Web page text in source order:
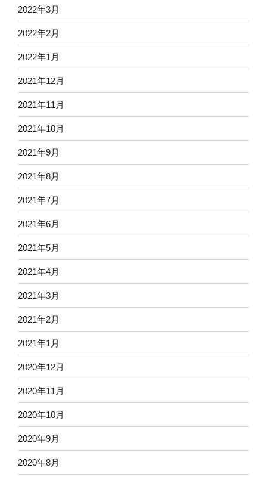
2022年3月
2022年2月
2022年1月
2021年12月
2021年11月
2021年10月
2021年9月
2021年8月
2021年7月
2021年6月
2021年5月
2021年4月
2021年3月
2021年2月
2021年1月
2020年12月
2020年11月
2020年10月
2020年9月
2020年8月